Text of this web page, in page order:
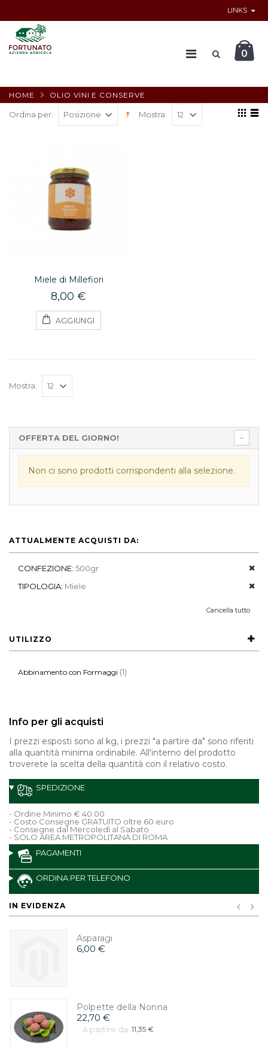
LINKS
0
HOME OLIO VINI E CONSERVE
Ordina per: Mostra:
Miele di Millefiori
8,00 €
AGGIUNGI
Mostra:
OFFERTA DEL GIORNO!
Non ci sono prodotti corrispondenti alla selezione.
ATTUALMENTE ACQUISTI DA:
CONFEZIONE: 500gr
TIPOLOGIA: Miele
Cancella tutto
UTILIZZO
Abbinamento con Formaggi (1)
Info per gli acquisti
I prezzi esposti sono al kg, i prezzi "a partire da" sono riferiti
alla quantità minima ordinabile. All'interno del prodotto
troverete la scelta della quantità con il relativo costo.
SPEDIZIONE
- Ordine Minimo € 40.00
- Costo Consegne GRATUITO oltre 60 euro
- Consegne dal Mercoledì al Sabato
- SOLO AREA METROPOLITANA DI ROMA
PAGAMENTI
ORDINA PER TELEFONO
IN EVIDENZA
Asparagi
6,00 €
Polpette della Nonna
22,70 €
A partire da: 11,35 €